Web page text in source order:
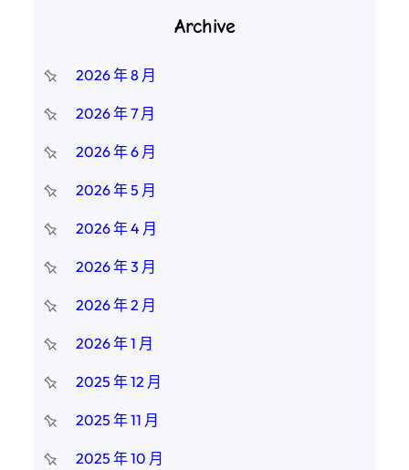
Archive
2026 年 8 月
2026 年 7 月
2026 年 6 月
2026 年 5 月
2026 年 4 月
2026 年 3 月
2026 年 2 月
2026 年 1 月
2025 年 12 月
2025 年 11 月
2025 年 10 月